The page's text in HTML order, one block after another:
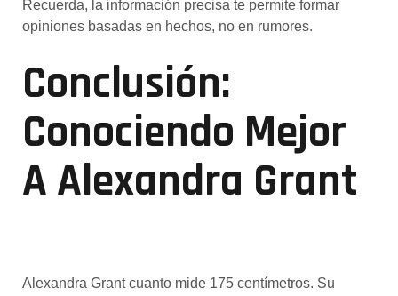
Recuerda, la información precisa te permite formar
opiniones basadas en hechos, no en rumores.
Conclusión:
Conociendo Mejor
A Alexandra Grant
Alexandra Grant cuanto mide 175 centímetros. Su